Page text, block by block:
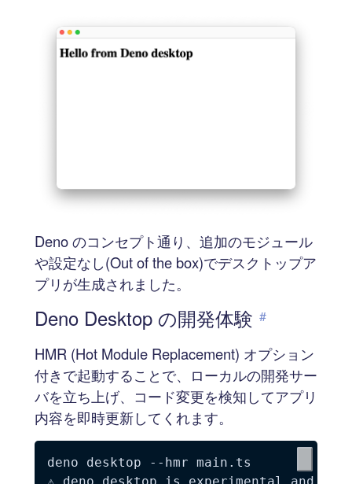
Deno のコンセプト通り、追加のモジュール
や設定なし(Out of the box)でデスクトップア
プリが生成されました。
Deno Desktop の開発体験 #
HMR (Hot Module Replacement) オプション
付きで起動することで、ローカルの開発サー
バを立ち上げ、コード変更を検知してアプリ
内容を即時更新してくれます。
deno desktop --hmr main.ts